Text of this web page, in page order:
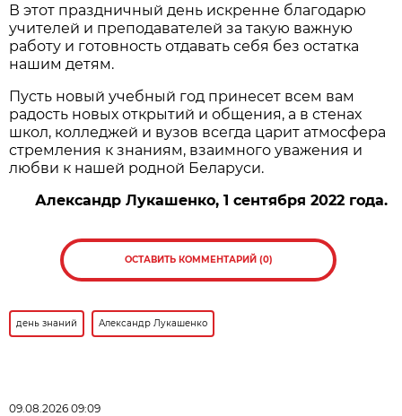
В этот праздничный день искренне благодарю
учителей и преподавателей за такую важную
работу и готовность отдавать себя без остатка
нашим детям.
Пусть новый учебный год принесет всем вам
радость новых открытий и общения, а в стенах
школ, колледжей и вузов всегда царит атмосфера
стремления к знаниям, взаимного уважения и
любви к нашей родной Беларуси.
Александр Лукашенко, 1 сентября 2022 года.
ОСТАВИТЬ КОММЕНТАРИЙ (0)
день знаний Александр Лукашенко
09.08.2026 09:09